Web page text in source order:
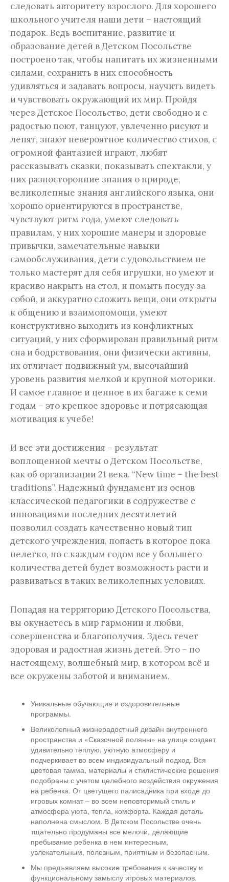
следовать авторитету взрослого. Для хорошего
школьного учителя наши дети – настоящий
подарок. Ведь воспитание, развитие и
образование детей в Детском Посольстве
построено так, чтобы напитать их жизненными
силами, сохранить в них способность
удивляться и задавать вопросы, научить видеть
и чувствовать окружающий их мир. Пройдя
через Детское Посольство, дети свободно и с
радостью поют, танцуют, увлеченно рисуют и
лепят, знают невероятное количество стихов, с
огромной фантазией играют, любят
рассказывать сказки, показывать спектакли, у
них разносторонние знания о природе,
великолепные знания английского языка, они
хорошо ориентируются в пространстве,
чувствуют ритм года, умеют следовать
правилам, у них хорошие манеры и здоровые
привычки, замечательные навыки
самообслуживания, дети с удовольствием не
только мастерят для себя игрушки, но умеют и
красиво накрыть на стол, и помыть посуду за
собой, и аккуратно сложить вещи, они открыты
к общению и взаимопомощи, умеют
конструктивно выходить из конфликтных
ситуаций, у них сформирован правильный ритм
сна и бодрствования, они физически активны,
их отличает подвижный ум, высочайший
уровень развития мелкой и крупной моторики.
И самое главное и ценное в их багаже к семи
годам – это крепкое здоровье и потрясающая
мотивация к учебе!
И все эти достижения – результат
воплощенной мечты о Детском Посольстве,
как об организации 21 века. “New time – the best
traditions”. Надежный фундамент из основ
классической педагогики в содружестве с
инновациями последних десятилетий
позволил создать качественно новый тип
детского учреждения, попасть в которое пока
нелегко, но с каждым годом все у большего
количества детей будет возможность расти и
развиваться в таких великолепных условиях.
Попадая на территорию Детского Посольства,
вы окунаетесь в мир гармонии и любви,
совершенства и благополучия. Здесь течет
здоровая и радостная жизнь детей. Это – по
настоящему, волшебный мир, в котором всё и
все окружены заботой и вниманием.
Уникальные обучающие и оздоровительные
программы.
Великолепный жизнерадостный дизайн внутреннего
пространства и «Сказочной поляны» на улице создает
удивительно теплую, уютную атмосферу и
подчеркивает во всем индивидуальный подход. Вся
цветовая гамма, материалы и стилистические решения
подобраны с учетом целебного воздействия окружения
на ребенка. От цветущего палисадника при входе до
игровых комнат – во всем неповторимый стиль и
атмосфера уюта, тепла, комфорта. Каждая деталь
наполнена смыслом. В Детском Посольстве очень
тщательно продуманы все мелочи, делающие
пребывание ребенка в нем интересным,
увлекательным, полезным, приятным и безопасным.
Мы предъявляем высокие требования к качеству и
функциональному замыслу игровых материалов.